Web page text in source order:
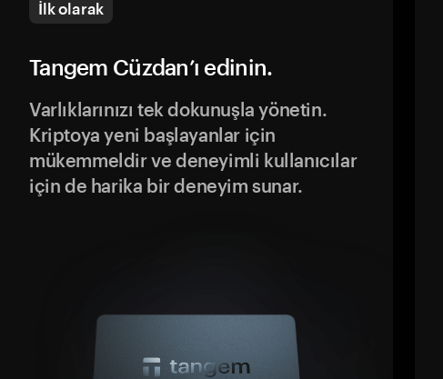
İlk olarak
Tangem Cüzdan’ı edinin.
Varlıklarınızı tek dokunuşla yönetin.
Kriptoya yeni başlayanlar için
mükemmeldir ve deneyimli kullanıcılar
için de harika bir deneyim sunar.